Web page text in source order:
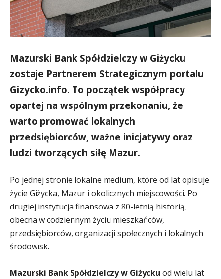
Mazurski Bank Spółdzielczy w Giżycku
zostaje Partnerem Strategicznym portalu
Gizycko.info. To początek współpracy
opartej na wspólnym przekonaniu, że
warto promować lokalnych
przedsiębiorców, ważne inicjatywy oraz
ludzi tworzących siłę Mazur.
Po jednej stronie lokalne medium, które od lat opisuje
życie Giżycka, Mazur i okolicznych miejscowości. Po
drugiej instytucja finansowa z 80-letnią historią,
obecna w codziennym życiu mieszkańców,
przedsiębiorców, organizacji społecznych i lokalnych
środowisk.
Mazurski Bank Spółdzielczy w Giżycku od wielu lat